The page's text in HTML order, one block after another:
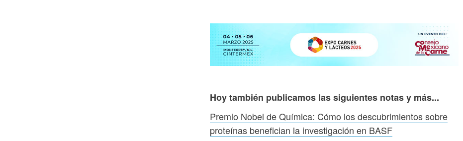
Hoy también publicamos las siguientes notas y más...
Premio Nobel de Química: Cómo los descubrimientos sobre
proteínas benefician la investigación en BASF